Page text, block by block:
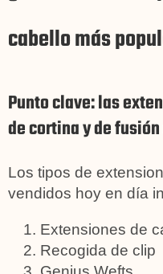
cabello más
Punto clave: las
de cortina y de
Los tipos de
vendidos hoy en día
Extensiones de
Recogida de clip